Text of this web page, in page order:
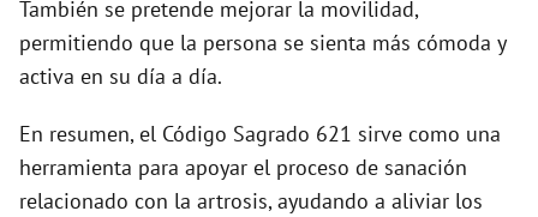
También se pretende mejorar la movilidad,
permitiendo que la persona se sienta más cómoda y
activa en su día a día.
En resumen, el Código Sagrado 621 sirve como una
herramienta para apoyar el proceso de sanación
relacionado con la artrosis, ayudando a aliviar los